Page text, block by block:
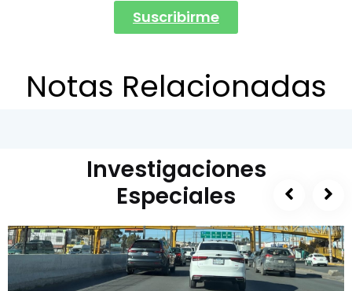
Suscribirme
Notas Relacionadas
Investigaciones
Especiales